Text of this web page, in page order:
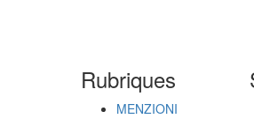
Rubriques
MENZIONI